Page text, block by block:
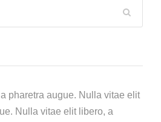
pharetra augue. Nulla vitae elit
Nulla vitae elit libero, a